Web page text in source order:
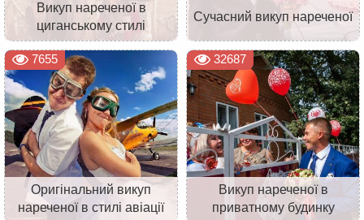
Викуп нареченої в
циганському стилі
Сучасний викуп нареченої
7655
Оригінальний викуп
нареченої в стилі авіації
32687
Викуп нареченої в
приватному будинку